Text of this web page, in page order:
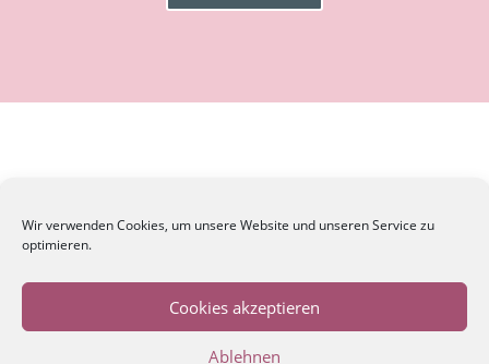
Wir verwenden Cookies, um unsere Website und unseren Service zu
optimieren.
Cookies akzeptieren
Ablehnen
Datenschutz